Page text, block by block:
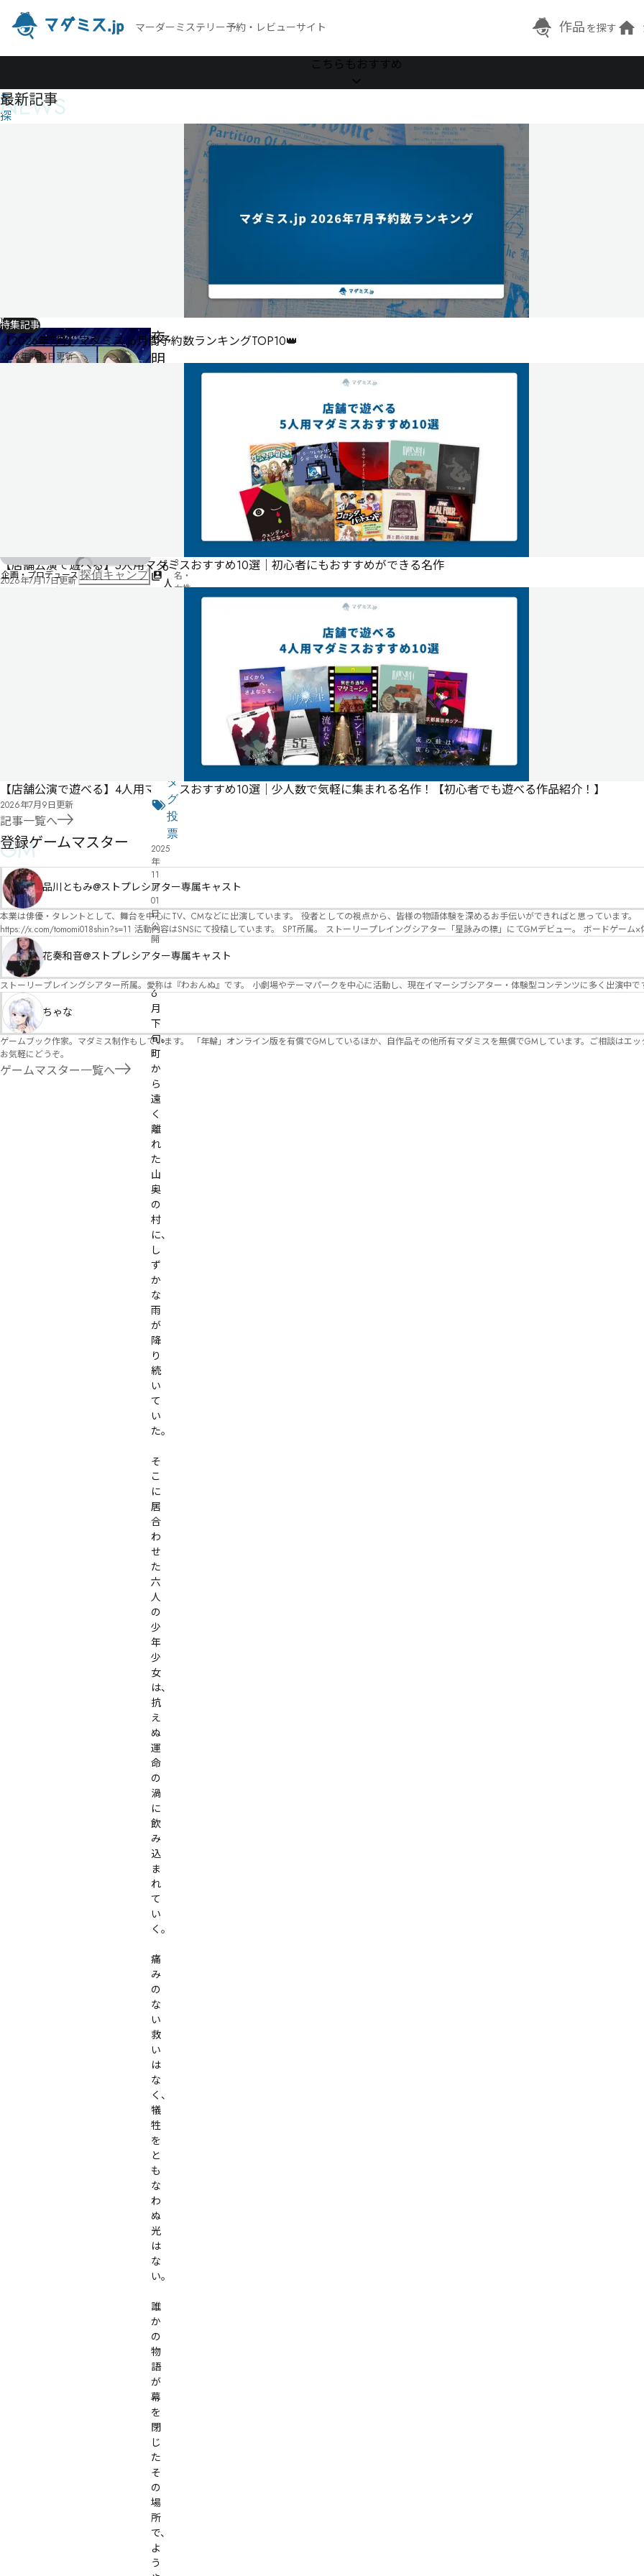
マーダーミステリー予約・レビューサイト 作品 を探す
を
探
側
夜
明
6
人
3
名・
女性
ー
ジ
に
な
る
リ
ス
ト
タ
グ
投
票
2025
年
11
月
01
日
公
開
有料
店舗公演
6
月
下
旬。
町
か
ら
遠
く
離
れ
た
山
奥
の
村
に、
し
ず
か
な
雨
が
降
り
続
い
て
い
た。
そ
こ
に
居
合
わ
せ
た
六
人
の
少
年
少
女
は、
抗
え
ぬ
運
命
の
渦
に
飲
み
込
ま
れ
て
い
く。
痛
み
の
な
い
救
い
は
な
く、
犠
牲
を
と
も
な
わ
ぬ
光
は
な
い。
誰
か
の
物
語
が
幕
を
閉
じ
た
そ
の
場
所
で、
よ
う
企画・プロデュース探偵キャンプ
こちらもおすすめ
NEWS
最新記事
特集記事
【2026年7月】マダミス.jp月間予約数ランキングTOP10👑
2026年8月3日更新
【店舗公演で遊べる】5人用マダミスおすすめ10選｜初心者にもおすすめができる名作
2026年7月17日更新
【店舗公演で遊べる】4人用マダミスおすすめ10選｜少人数で気軽に集まれる名作！【初心者でも遊べる作品紹介！】
2026年7月9日更新
記事一覧へ
GM
登録ゲームマスター
品川ともみ@ストプレシアター専属キャスト
本業は俳優・タレントとして、舞台を中心にTV、CMなどに出演しています。 役者としての視点から、皆様の物語体験を深めるお手伝いができればと思っています。
https://x.com/tomomi018shin?s=11 活動内容はSNSにて投稿しています。 SPT所属。 ストーリープレイングシアター「星詠みの標」にてGMデビュー。 ボードゲーム×体感型演劇 イマ
ーシブカフェ「コアクト」(不定期開催)出演中。
花奏和音@ストプレシアター専属キャスト
ストーリープレイングシアター所属。愛称は『わおんぬ』です。 小劇場やテーマパークを中心に活動し、現在イマーシブシアター・体験型コンテンツに多く出演中で
ちゃな
ゲームブック作家。マダミス制作もしています。 「年輪」オンライン版を有償でGMしているほか、自作品その他所有マダミスを無償でGMしています。ご相談はエッ
お気軽にどうぞ。
ゲームマスター一覧へ